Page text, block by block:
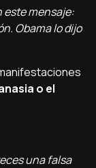
este mensaje:
Obama lo dijo
o el
una falsa